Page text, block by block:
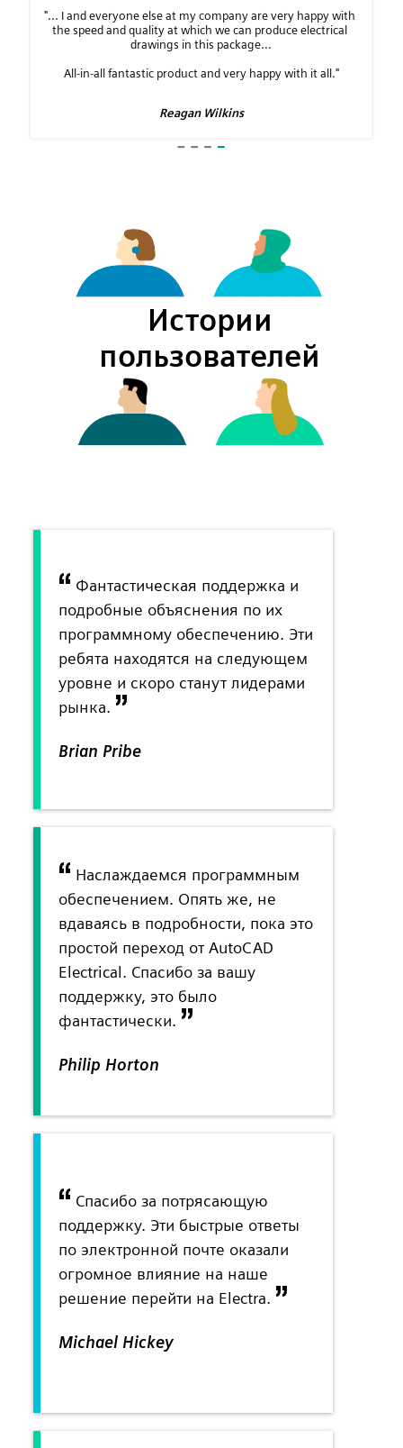
Истории
пользователей
Фантастическая поддержка и
подробные объяснения по их
программному обеспечению. Эти
ребята находятся на следующем
уровне и скоро станут лидерами
рынка.
Brian Pribe
Наслаждаемся программным
обеспечением. Опять же, не
вдаваясь в подробности, пока это
простой переход от AutoCAD
Electrical. Спасибо за вашу
поддержку, это было
фантастически.
Philip Horton
Спасибо за потрясающую
поддержку. Эти быстрые ответы
по электронной почте оказали
огромное влияние на наше
решение перейти на Electra.
Michael Hickey